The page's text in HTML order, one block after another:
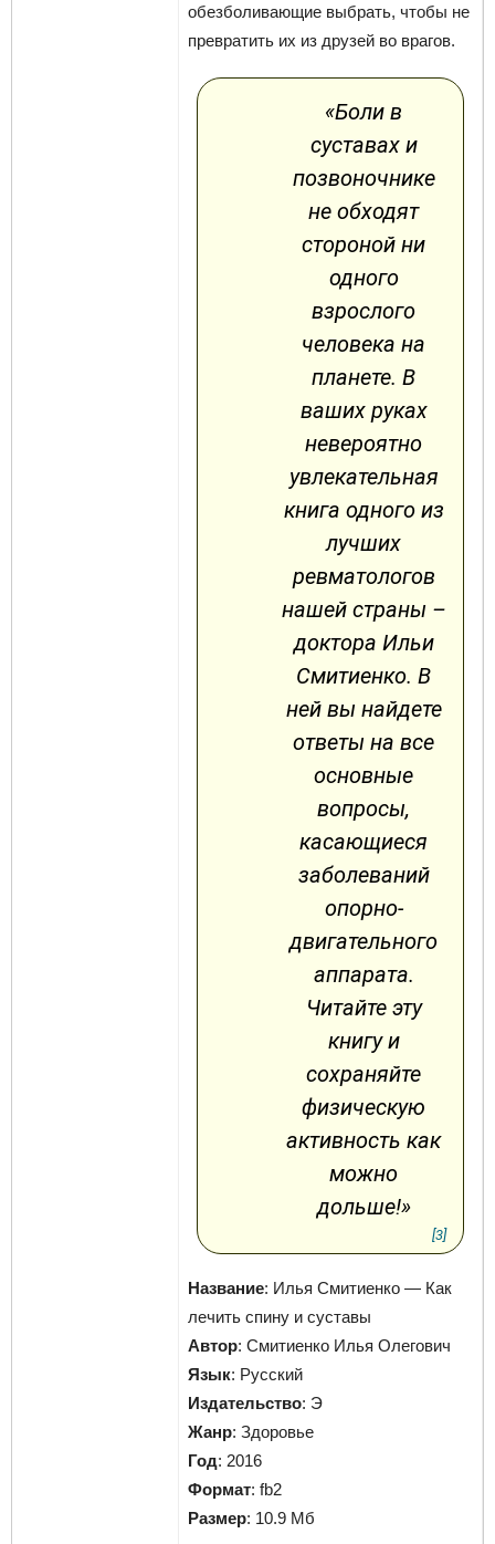
обезболивающие выбрать, чтобы не
превратить их из друзей во врагов.
«Боли в
суставах и
позвоночнике
не обходят
стороной ни
одного
взрослого
человека на
планете. В
ваших руках
невероятно
увлекательная
книга одного из
лучших
ревматологов
нашей страны –
доктора Ильи
Смитиенко. В
ней вы найдете
ответы на все
основные
вопросы,
касающиеся
заболеваний
опорно-
двигательного
аппарата.
Читайте эту
книгу и
сохраняйте
физическую
активность как
можно
дольше!»
[3]
Название: Илья Смитиенко — Как
лечить спину и суставы
Автор: Смитиенко Илья Олегович
Язык: Русский
Издательство: Э
Жанр: Здоровье
Год: 2016
Формат: fb2
Размер: 10.9 Мб